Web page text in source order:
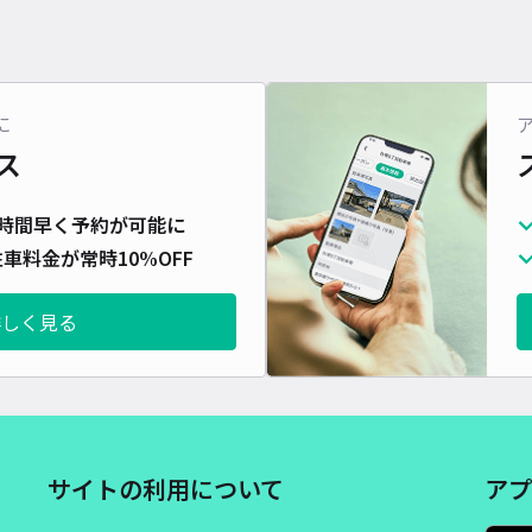
間早く予約が可能に
料金が常時10%OFF
く見る
サイトの利用について ア